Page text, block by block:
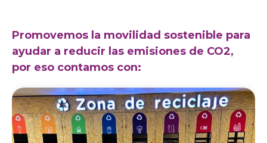
Promovemos la movilidad sostenible para
ayudar a reducir las emisiones de CO2,
por eso contamos con: